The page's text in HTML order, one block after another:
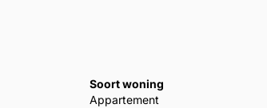
Soort woning
Appartement